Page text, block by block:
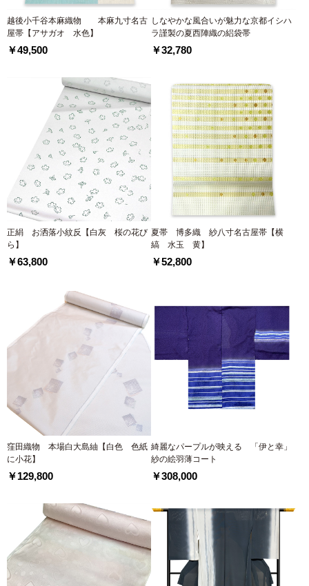
越後小千谷本麻織物 本麻九寸名古
屋帯【アサガオ 水色】
￥49,500
しなやかな風合いが魅力な京都イシハ
ラ謹製の夏西陣織の絽袋帯
￥32,780
正絹 お洒落小紋反【白灰 桜の花び
ら】
￥63,800
夏帯 博多織 紗八寸名古屋帯【横
縞 水玉 黄】
￥52,800
窪田織物 本場白大島紬【白色 色紙
に小花】
￥129,800
綺麗なパープルが映える 「伊と幸」
紗の絵羽薄コート
￥308,000